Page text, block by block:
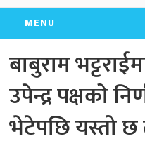
MENU
बाबुराम
उपेन्द्र पक्षको
भेटेपछि यस्तो छ